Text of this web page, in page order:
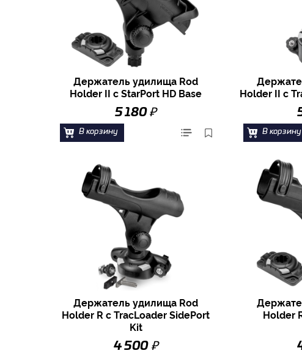
Держатель удилища Rod
Holder II с StarPort HD Base
5 180 ₽
В корзину
Holder II с
В корзину
Держатель удилища Rod
Holder R с TracLoader SidePort
Kit
4 500 ₽
Holder